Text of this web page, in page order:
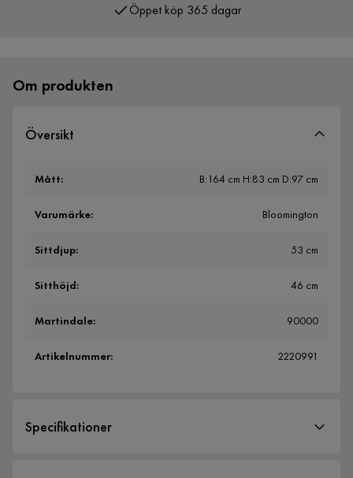
Öppet köp 365 dagar
Om produkten
Översikt
Mått: B:164 cm H:83 cm D:97 cm
Varumärke: Bloomington
Sittdjup: 53 cm
Sitthöjd: 46 cm
Martindale: 90000
Artikelnummer: 2220991
Specifikationer